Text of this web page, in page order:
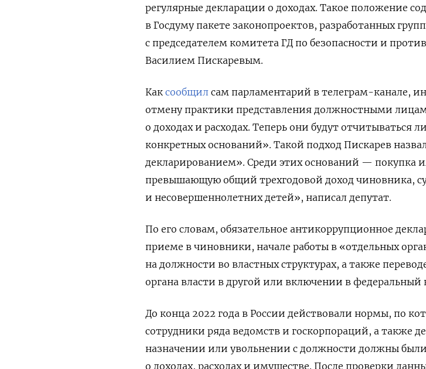
регулярные декларации о доходах. Такое положение
в Госдуму пакете законопроектов, разработанных
с председателем комитета ГД по безопасности и
Василием Пискаревым.
Как сообщил сам парламентарий в телеграм-канале,
отмену практики представления должностными
о доходах и расходах. Теперь они будут отчитываться
конкретных оснований». Такой подход Пискарев
декларированием». Среди этих оснований — покупка
превышающую общий трехгодовой доход чиновника,
и несовершеннолетних детей», написал депутат.
По его словам, обязательное антикоррупционное
приеме в чиновники, начале работы в «отдельных
на должности во властных структурах, а также
органа власти в другой или включении в федеральный
До конца 2022 года в России действовали нормы, по
сотрудники ряда ведомств и госкорпораций, а также
назначении или увольнении с должности должны
о доходах, расходах и имуществе. После проверки